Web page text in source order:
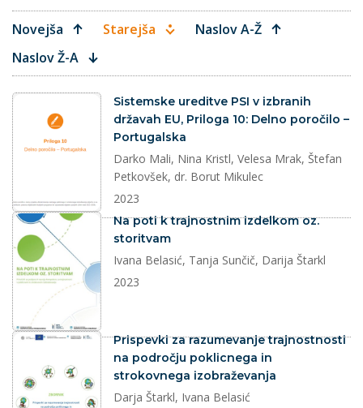
Novejša Starejša
Naslov A-Ž
Naslov Ž-A
dokument
Sistemske ureditve PSI v izbranih
državah EU, Priloga 10: Delno poročilo –
Portugalska
Darko Mali, Nina Kristl, Velesa Mrak, Štefan
Petkovšek, dr. Borut Mikulec
2023
dokument
Na poti k trajnostnim izdelkom oz.
storitvam
Ivana Belasić, Tanja Sunčič, Darija Štarkl
2023
dokument
Prispevki za razumevanje trajnostnosti
na področju poklicnega in
strokovnega izobraževanja
Darja Štarkl, Ivana Belasić